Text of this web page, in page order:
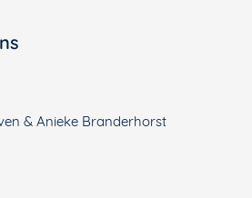
& Anieke Branderhorst